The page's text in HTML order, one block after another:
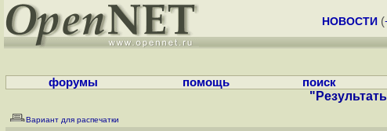
НОВОСТИ (
форумы помощь поиск
Вариант для распечатки